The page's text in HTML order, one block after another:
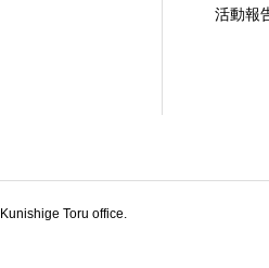
活動報
Toru office.